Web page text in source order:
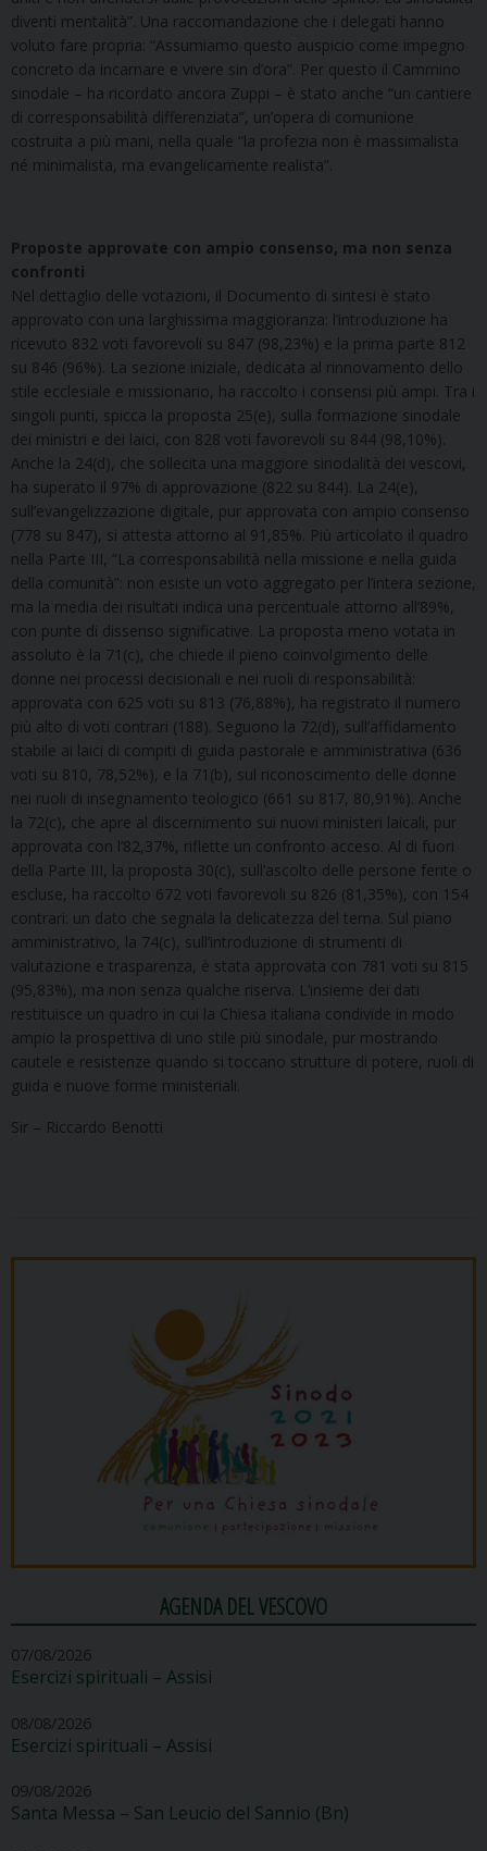
diventi mentalità”. Una raccomandazione che i delegati hanno
voluto fare propria: “Assumiamo questo auspicio come impegno
concreto da incarnare e vivere sin d’ora”. Per questo il Cammino
sinodale – ha ricordato ancora Zuppi – è stato anche “un cantiere
di corresponsabilità differenziata”, un’opera di comunione
costruita a più mani, nella quale “la profezia non è massimalista
né minimalista, ma evangelicamente realista”.
Proposte approvate con ampio consenso, ma non senza
confronti
Nel dettaglio delle votazioni, il Documento di sintesi è stato
approvato con una larghissima maggioranza: l’introduzione ha
ricevuto 832 voti favorevoli su 847 (98,23%) e la prima parte 812
su 846 (96%). La sezione iniziale, dedicata al rinnovamento dello
stile ecclesiale e missionario, ha raccolto i consensi più ampi. Tra i
singoli punti, spicca la proposta 25(e), sulla formazione sinodale
dei ministri e dei laici, con 828 voti favorevoli su 844 (98,10%).
Anche la 24(d), che sollecita una maggiore sinodalità dei vescovi,
ha superato il 97% di approvazione (822 su 844). La 24(e),
sull’evangelizzazione digitale, pur approvata con ampio consenso
(778 su 847), si attesta attorno al 91,85%. Più articolato il quadro
nella Parte III, “La corresponsabilità nella missione e nella guida
della comunità”: non esiste un voto aggregato per l’intera sezione,
ma la media dei risultati indica una percentuale attorno all’89%,
con punte di dissenso significative. La proposta meno votata in
assoluto è la 71(c), che chiede il pieno coinvolgimento delle
donne nei processi decisionali e nei ruoli di responsabilità:
approvata con 625 voti su 813 (76,88%), ha registrato il numero
più alto di voti contrari (188). Seguono la 72(d), sull’affidamento
stabile ai laici di compiti di guida pastorale e amministrativa (636
voti su 810, 78,52%), e la 71(b), sul riconoscimento delle donne
nei ruoli di insegnamento teologico (661 su 817, 80,91%). Anche
la 72(c), che apre al discernimento sui nuovi ministeri laicali, pur
approvata con l’82,37%, riflette un confronto acceso. Al di fuori
della Parte III, la proposta 30(c), sull’ascolto delle persone ferite o
escluse, ha raccolto 672 voti favorevoli su 826 (81,35%), con 154
contrari: un dato che segnala la delicatezza del tema. Sul piano
amministrativo, la 74(c), sull’introduzione di strumenti di
valutazione e trasparenza, è stata approvata con 781 voti su 815
(95,83%), ma non senza qualche riserva. L’insieme dei dati
restituisce un quadro in cui la Chiesa italiana condivide in modo
ampio la prospettiva di uno stile più sinodale, pur mostrando
cautele e resistenze quando si toccano strutture di potere, ruoli di
guida e nuove forme ministeriali.
Sir – Riccardo Benotti
AGENDA DEL VESCOVO
07/08/2026
Esercizi spirituali – Assisi
08/08/2026
Esercizi spirituali – Assisi
09/08/2026
Santa Messa – San Leucio del Sannio (Bn)